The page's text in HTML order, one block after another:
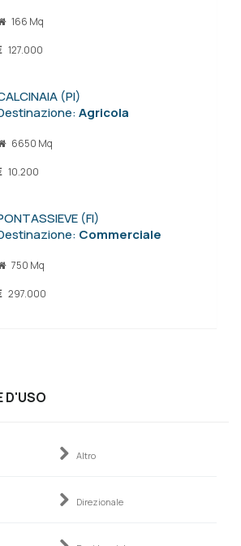
166 Mq
127.000
(PI)
Agricola
6650 Mq
10.200
(FI)
Commerciale
750 Mq
297.000
D'USO
Altro
Direzionale